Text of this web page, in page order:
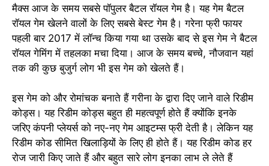
मैक्स आज के समय सबसे पॉपुलर बैटल रॉयल गेम है। यह गेम बैटल
रॉयल गेम खेलने वालों के लिए सबसे बेस्ट गेम है। गरेना फ्री फायर
पहली बार 2017 में लॉन्च किया गया था उसके बाद से इस गेम ने बैटल
रॉयल गेमिंग में तहलका मचा दिया। आज के समय बच्चे, नौजवान यहां
तक की कुछ बुजुर्ग लोग भी इस गेम को खेलते हैं।
इस गेम को और रोमांचक बनाते हैं गरीना के द्वारा दिए जाने वाले रिडीम
कोड्स। यह रिडीम कोड्स बहुत ही महत्वपूर्ण होते हैं क्योंकि इनके
जरिए कंपनी प्लेयर्स को नए-नए गेम आइटम्स फ्री देती है। लेकिन यह
रिडीम कोड सीमित खिलाड़ियों के लिए ही होते हैं। यह रिडीम कोड हर
रोज जारी किए जाते हैं और बहुत सारे लोग इनका लाभ ले लेते हैं